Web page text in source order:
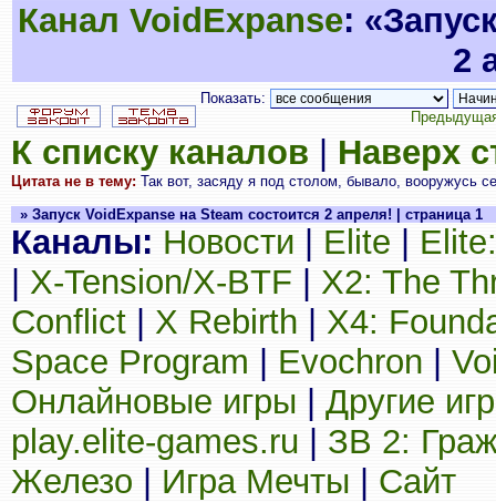
Канал VoidExpanse:
2
Показать:
К списку каналов Наверх
Цитата не в тему: Так вот, засяду я под столом, бывало, вооружусь
» Запуск VoidExpanse на Steam состоится 2 апреля! | страница 1
Каналы: Новости Elite
X-Tension/X-BTF
X2: The
Conflict
X Rebirth
X4:
Space Program
Evochron
Онлайновые игры
Другие
play.elite-games.ru
ЗВ 2:
Железо
Игра Мечты Сайт